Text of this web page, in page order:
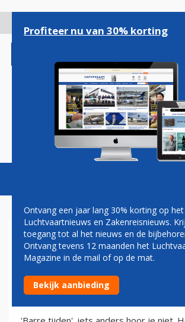
gaan
Magazine Podcasts
HENK VAN DEN
KOMT HET GOED?
21 januari 2009
Profiteer nu van 30% korting
Ontvang een jaar lang 30% korting op
Luchtvaartnieuws en Zakenreisnieuws.
toegang tot al het nieuws en de
Ontvang tevens 12 maanden het
Magazine in de mail of op de mat.
Bekijk aanbieding